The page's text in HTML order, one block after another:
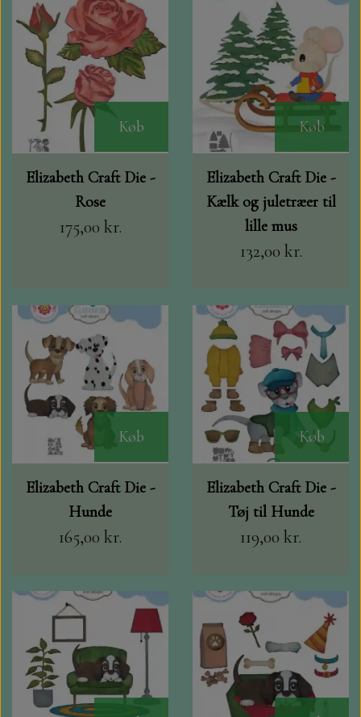
Køb
Elizabeth Craft Die -
Rose
175,00 kr.
Køb
Elizabeth Craft Die -
Kælk og juletræer til
lille mus
132,00 kr.
Køb
Elizabeth Craft Die -
Hunde
165,00 kr.
Køb
Elizabeth Craft Die -
Tøj til Hunde
119,00 kr.